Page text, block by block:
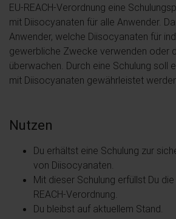
EU-REACH-Verordnung eine
mit Diisocyanaten für alle Anwender.
Anwender, welche Diisocyanaten für
gewerbliche Zwecke verwenden oder
überwachen. Durch eine Schulung soll
mit Diisocyanaten gewährleistet
Nutzen
Du erhältst eine Schulung zur
von Diisocyanaten.
Mit dieser Schulung erfüllst Du
REACH-Verordnung.
Du bleibst auf aktuellem Stand.